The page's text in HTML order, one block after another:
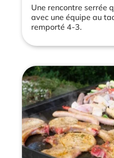
Une rencontre serrée
avec une équipe au
remporté 4-3.